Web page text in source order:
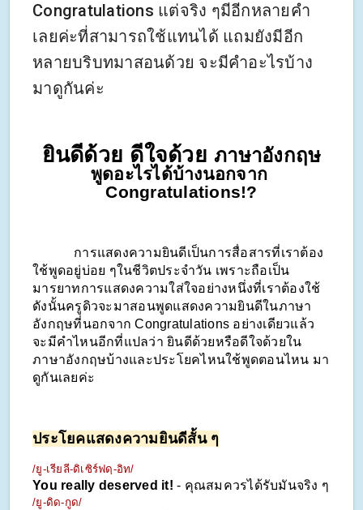
Congratulations แต่จริง ๆมีอีกหลายคำ
เลยค่ะที่สามารถใช้แทนได้ แถมยังมีอีก
หลายบริบทมาสอนด้วย จะมีคำอะไรบ้าง
มาดูกันค่ะ
ยินดีด้วย ดีใจด้วย ภาษาอังกฤษ
พูดอะไรได้บ้างนอกจาก
Congratulations!?
การแสดงความยินดีเป็นการสื่อสารที่เราต้อง
ใช้พูดอยู่บ่อย ๆในชีวิตประจำวัน เพราะถือเป็น
มารยาทการแสดงความใส่ใจอย่างหนึ่งที่เราต้องใช้
ดังนั้นครูดิวจะมาสอนพูดแสดงความยินดีในภาษา
อังกฤษที่นอกจาก Congratulations อย่างเดียวแล้ว
จะมีคำไหนอีกที่แปลว่า ยินดีด้วยหรือดีใจด้วยใน
ภาษาอังกฤษบ้างและประโยคไหนใช้พูดตอนไหน มา
ดูกันเลยค่ะ
ประโยคแสดงความยินดีสั้น ๆ
/ยู-เรียลี-ดิเซิร์ฟดฺ-อิท/
You really deserved it! - คุณสมควรได้รับมันจริง ๆ
/ยู-ดิด-กูด/